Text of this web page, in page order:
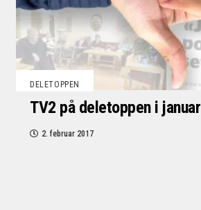
DELETOPPEN
TV2 på deletoppen i januar
2. februar 2017